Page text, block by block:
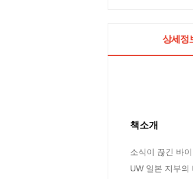
상세정
책소개
소식이 끊긴 바
UW 일본 지부